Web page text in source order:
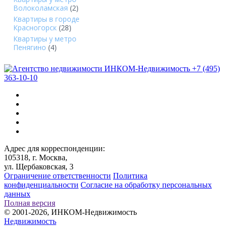
Волоколамская (2)
Квартиры в городе
Красногорск (28)
Квартиры у метро
Пенягино (4)
+7 (495)
363-10-10
Адрес для корреспонденции:
105318, г. Москва,
ул. Щербаковская, 3
Ограничение ответственности Политика
конфиденциальности Согласие на обработку персональных
данных
Полная версия
© 2001-2026, ИНКОМ-Недвижимость
Недвижимость